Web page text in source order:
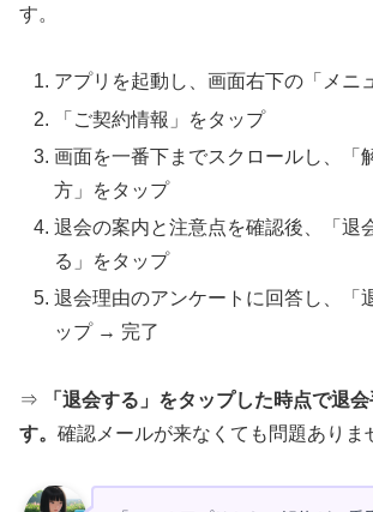
す。
アプリを起動し、画面右下の「メニ
「ご契約情報」をタップ
画面を一番下までスクロールし、「
方」をタップ
退会の案内と注意点を確認後、「退
る」をタップ
退会理由のアンケートに回答し、「
ップ → 完了
⇒
「退会する」をタップした時点で退
す。 確認メールが来なくても問題ありま